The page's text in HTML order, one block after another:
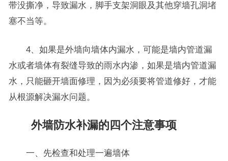
带没撕净，导致漏水，脚手支架洞眼及其他穿墙孔洞堵
塞不当等。
4、如果是外墙向墙体内漏水，可能是墙内管道漏
水或者墙体有裂缝导致的雨水内渗，如果是墙内管道漏
水，只能砸开墙面修理，因为必须要将管道修好，才能
从根源解决漏水问题。
外墙防水补漏的四个注意事项
一、先检查和处理一遍墙体